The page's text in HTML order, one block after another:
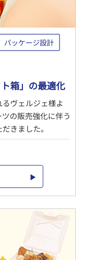
パッケージ設計
箱」の最適化
ヴェルジェ様よ
の販売強化に伴う
きました。